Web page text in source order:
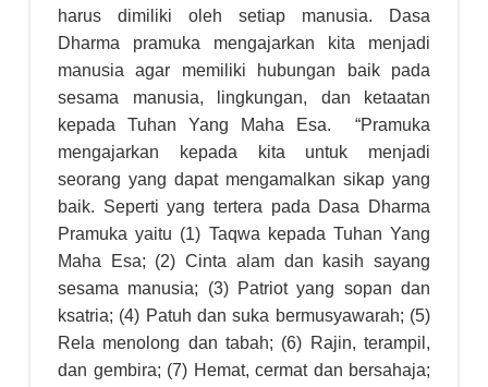
harus dimiliki oleh setiap manusia. Dasa
Dharma pramuka mengajarkan kita menjadi
manusia agar memiliki hubungan baik pada
sesama manusia, lingkungan, dan ketaatan
kepada Tuhan Yang Maha Esa. “Pramuka
mengajarkan kepada kita untuk menjadi
seorang yang dapat mengamalkan sikap yang
baik. Seperti yang tertera pada Dasa Dharma
Pramuka yaitu (1) Taqwa kepada Tuhan Yang
Maha Esa; (2) Cinta alam dan kasih sayang
sesama manusia; (3) Patriot yang sopan dan
ksatria; (4) Patuh dan suka bermusyawarah; (5)
Rela menolong dan tabah; (6) Rajin, terampil,
dan gembira; (7) Hemat, cermat dan bersahaja;